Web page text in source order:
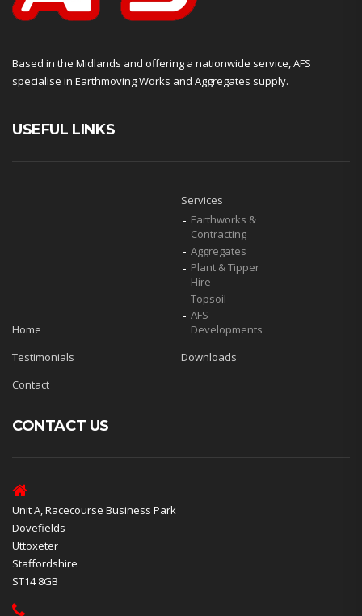
Based in the Midlands and offering a nationwide service, AFS
specialise in Earthmoving Works and Aggregates supply.
USEFUL LINKS
Home
Services
Earthworks &
Contracting
Aggregates
Plant & Tipper
Hire
Topsoil
AFS
Developments
Testimonials
Downloads
Contact
CONTACT US
Unit A, Racecourse Business Park
Dovefields
Uttoxeter
Staffordshire
ST14 8GB